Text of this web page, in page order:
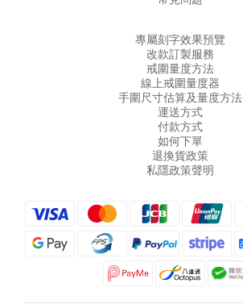
專屬刻字效果預覽
改款訂製服務
戒圍量度方法
線上戒圍量度器
手圍尺寸估算及量度方法
運送方式
付款方式
如何下單
退換貨政策
私隱政策聲明